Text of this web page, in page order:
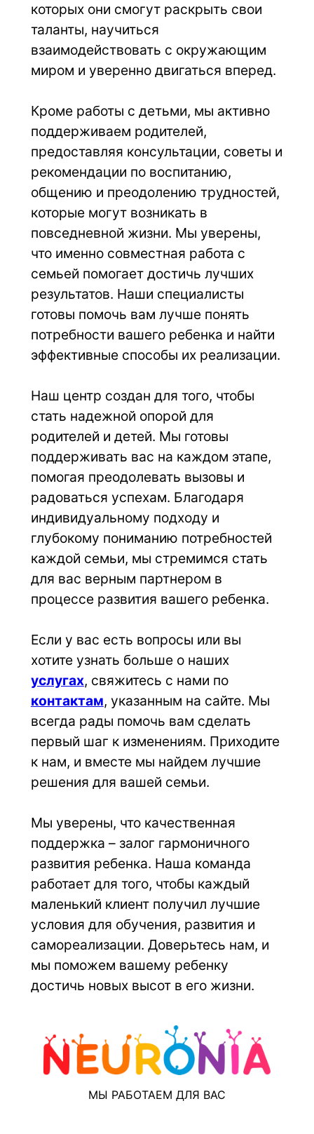
которых они смогут раскрыть свои
таланты, научиться
взаимодействовать с окружающим
миром и уверенно двигаться вперед.
Кроме работы с детьми, мы активно
поддерживаем родителей,
предоставляя консультации, советы и
рекомендации по воспитанию,
общению и преодолению трудностей,
которые могут возникать в
повседневной жизни. Мы уверены,
что именно совместная работа с
семьей помогает достичь лучших
результатов. Наши специалисты
готовы помочь вам лучше понять
потребности вашего ребенка и найти
эффективные способы их реализации.
Наш центр создан для того, чтобы
стать надежной опорой для
родителей и детей. Мы готовы
поддерживать вас на каждом этапе,
помогая преодолевать вызовы и
радоваться успехам. Благодаря
индивидуальному подходу и
глубокому пониманию потребностей
каждой семьи, мы стремимся стать
для вас верным партнером в
процессе развития вашего ребенка.
Если у вас есть вопросы или вы
хотите узнать больше о наших
услугах
, свяжитесь с нами по
контактам, указанным на сайте. Мы
всегда рады помочь вам сделать
первый шаг к изменениям. Приходите
к нам, и вместе мы найдем лучшие
решения для вашей семьи.
Мы уверены, что качественная
поддержка – залог гармоничного
развития ребенка. Наша команда
работает для того, чтобы каждый
маленький клиент получил лучшие
условия для обучения, развития и
самореализации. Доверьтесь нам, и
мы поможем вашему ребенку
достичь новых высот в его жизни.
МЫ РАБОТАЕМ ДЛЯ ВАС